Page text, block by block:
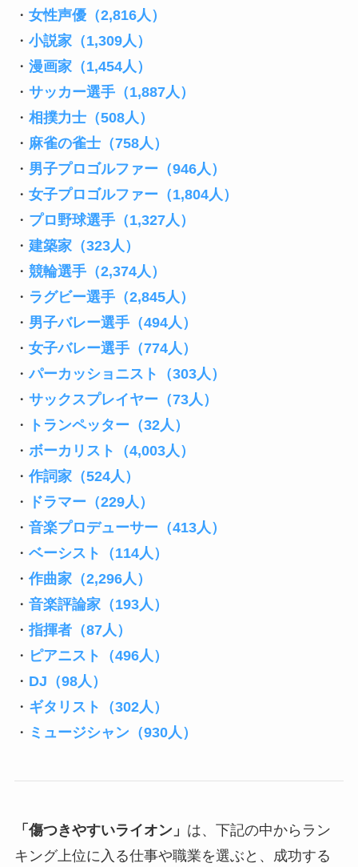
・ 女性声優（2,816人）
・ 小説家（1,309人）
・ 漫画家（1,454人）
・ サッカー選手（1,887人）
・ 相撲力士（508人）
・ 麻雀の雀士（758人）
・ 男子プロゴルファー（946人）
・ 女子プロゴルファー（1,804人）
・ プロ野球選手（1,327人）
・ 建築家（323人）
・ 競輪選手（2,374人）
・ ラグビー選手（2,845人）
・ 男子バレー選手（494人）
・ 女子バレー選手（774人）
・パーカッショニスト（303人）
・ サックスプレイヤー（73人）
・
トランペッター（32人）
・ ボーカリスト（4,003人）
・ 作詞家（524人）
・
ドラマー（229人）
・ 音楽プロデューサー（413人）
・ ベーシスト（114人）
・ 作曲家（2,296人）
・ 音楽評論家（193人）
・ 指揮者（87人）
・ ピアニスト（496人）
・ DJ（98人）
・ ギタリスト（302人）
・ ミュージシャン（930人）
「傷つきやすいライオン」 は、下記の中からラン
キング上位に入る仕事や職業を選ぶと、成功する